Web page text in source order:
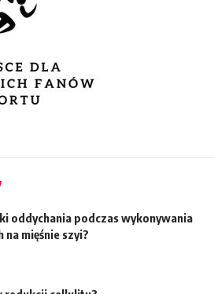
oddychania podczas wykonywania
mięśnie szyi?